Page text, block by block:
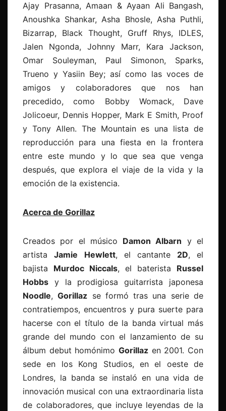
Ajay Prasanna, Amaan & Ayaan Ali Bangash,
Anoushka Shankar, Asha Bhosle, Asha Puthli,
Bizarrap, Black Thought, Gruff Rhys, IDLES,
Jalen Ngonda, Johnny Marr, Kara Jackson,
Omar Souleyman, Paul Simonon, Sparks,
Trueno y Yasiin Bey; así como las voces de
amigos y colaboradores que nos han
precedido, como Bobby Womack, Dave
Jolicoeur, Dennis Hopper, Mark E Smith, Proof
y Tony Allen. The Mountain es una lista de
reproducción para una fiesta en la frontera
entre este mundo y lo que sea que venga
después, que explora el viaje de la vida y la
emoción de la existencia.
Acerca de Gorillaz
Creados por el músico Damon Albarn y el
artistaJamie Hewlett, el cantante 2D, el
bajista Murdoc Niccals, el baterista Russel
Hobbs y la prodigiosa guitarrista japonesa
Noodle,Gorillaz se formó tras una serie de
contratiempos, encuentros y pura suerte para
hacerse con el título de la banda virtual más
grande del mundo con el lanzamiento de su
álbum debut homónimo Gorillaz en 2001. Con
sede en los Kong Studios, en el oeste de
Londres, la banda se instaló en una vida de
innovación musical con una extraordinaria lista
de colaboradores, que incluye leyendas de la